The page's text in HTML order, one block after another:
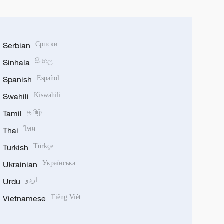
Serbian Српски
Sinhala සිංහල
Spanish Español
Swahili Kiswahili
Tamil தமிழ்
Thai ไทย
Turkish Türkçe
Ukrainian Українська
Urdu اردو
Vietnamese Tiếng Việt